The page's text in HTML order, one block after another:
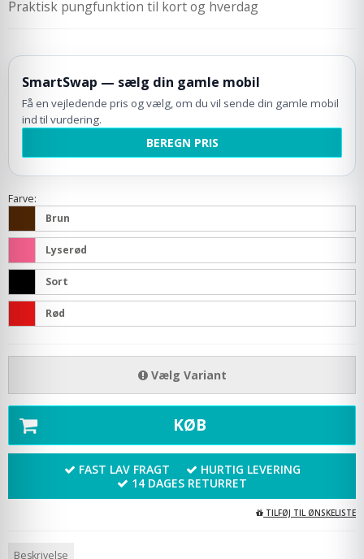
Praktisk pungfunktion til kort og hverdag
SmartSwap — sælg din gamle mobil
Få en vejledende pris og vælg, om du vil sende din gamle mobil
ind til vurdering.
BEREGN PRIS
Farve:
Brun
Lyserød
Sort
Rød
Vælg Variant
KØB
FAST LAV FRAGT
HURTIG LEVERING
14 DAGES RETURRET
TILFØJ TIL ØNSKELISTE
Beskrivelse